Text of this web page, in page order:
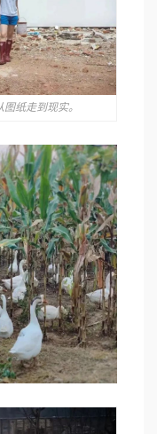
纸走到现实。